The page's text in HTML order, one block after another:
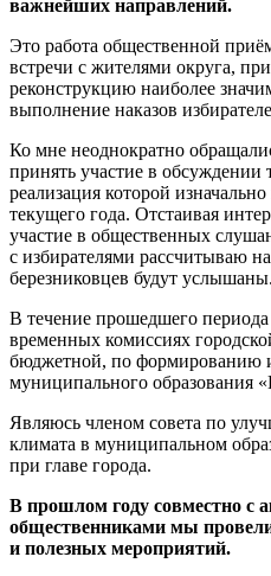
важнейших направлений.
Это работа общественной
встречи с жителями округа,
реконструкцию наиболее
выполнение наказов
Ко мне неоднократно
принять участие в
реализация которой
текущего года. Отстаивая
участие в общественных
с избирателями рассчитываю
березниковцев будут услышаны.
В течение прошедшего
временных комиссиях
бюджетной, по формированию
муниципального образования
Являюсь членом совета по
климата в муниципальном
при главе города.
В прошлом году совместно с
общественниками мы
и полезных мероприятий.